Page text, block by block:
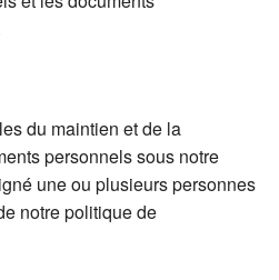
du maintien et de la
personnels sous notre
une ou plusieurs personnes
notre politique de